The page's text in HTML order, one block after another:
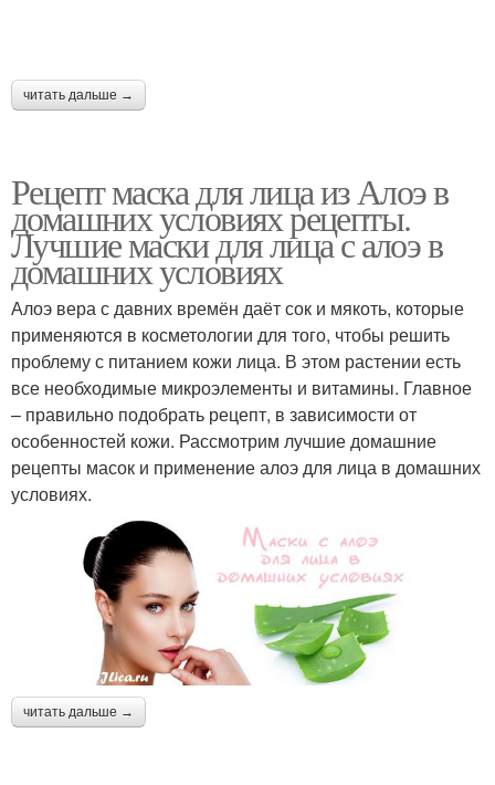
читать дальше →
Рецепт маска для лица из Алоэ в
домашних условиях рецепты.
Лучшие маски для лица с алоэ в
домашних условиях
Алоэ вера с давних времён даёт сок и мякоть, которые
применяются в косметологии для того, чтобы решить
проблему с питанием кожи лица. В этом растении есть
все необходимые микроэлементы и витамины. Главное
– правильно подобрать рецепт, в зависимости от
особенностей кожи. Рассмотрим лучшие домашние
рецепты масок и применение алоэ для лица в домашних
условиях.
читать дальше →